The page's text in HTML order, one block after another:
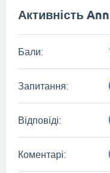
Активність
Бали:
Запитання:
Відповіді:
Коментарі: